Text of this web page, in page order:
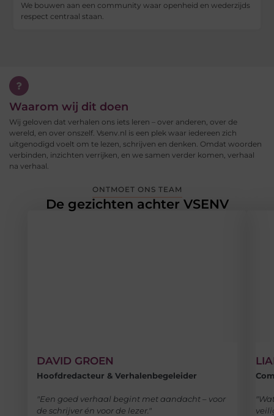
We bouwen aan een community waar openheid en wederzijds
respect centraal staan.
Waarom wij dit doen
Wij geloven dat verhalen ons iets leren – over anderen, over de
wereld, en over onszelf. Vsenv.nl is een plek waar iedereen zich
uitgenodigd voelt om te lezen, schrijven en denken. Omdat woorden
verbinden, inzichten verrijken, en we samen verder komen, verhaal
na verhaal.
ONTMOET ONS TEAM
De gezichten achter VSENV
DAVID GROEN
Hoofdredacteur & Verhalenbegeleider
"Een goed verhaal begint met aandacht – voor
de schrijver én voor de lezer."